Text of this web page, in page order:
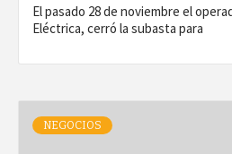
El pasado 28 de noviembre el
Eléctrica, cerró la subasta para
NEGOCIOS